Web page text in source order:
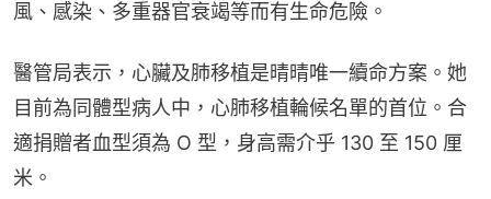
風、感染、多重器官衰竭等而有生命危險。
醫管局表示，心臟及肺移植是晴晴唯一續命方案。她
目前為同體型病人中，心肺移植輪候名單的首位。合
適捐贈者血型須為 O 型，身高需介乎 130 至 150 厘
米。